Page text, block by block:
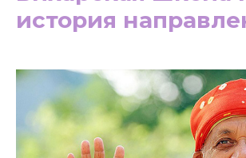
история